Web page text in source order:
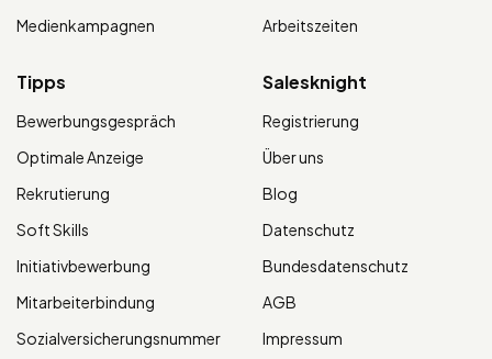
Medienkampagnen
Arbeitszeiten
Tipps
Bewerbungsgespräch
Optimale Anzeige
Rekrutierung
Soft Skills
Initiativbewerbung
Mitarbeiterbindung
Sozialversicherungsnummer
Salesknight
Registrierung
Über uns
Blog
Datenschutz
Bundesdatenschutz
AGB
Impressum